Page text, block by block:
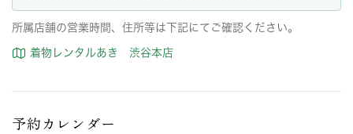
所属店舗の営業時間、住所等は下記にてご確認ください。
着物レンタルあき 渋谷本店
予約カレンダー